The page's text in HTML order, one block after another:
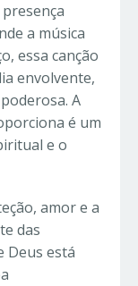
a música
essa canção
envolvente,
A
é um
e o
amor e a
das
Deus está